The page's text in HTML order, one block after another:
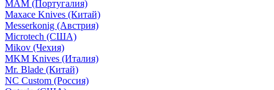
MAM (Португалия)
Maxace Knives (Китай)
Messerkonig (Австрия)
Microtech (США)
Mikov (Чехия)
MKM Knives (Италия)
Mr. Blade (Китай)
NC Custom (Россия)